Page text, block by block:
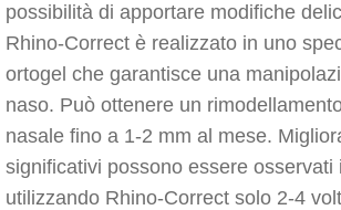
possibilità di apportare modifiche
Rhino-Correct è realizzato in uno
ortogel che garantisce una
naso. Può ottenere un
nasale fino a 1-2 mm al mese.
significativi possono essere osservati
utilizzando Rhino-Correct solo 2-4